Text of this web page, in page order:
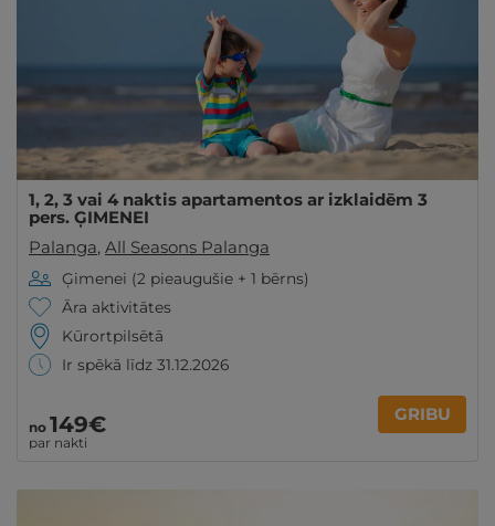
1, 2, 3 vai 4 naktis apartamentos ar izklaidēm 3
pers. ĢIMENEI
Palanga, All Seasons Palanga
Ģimenei (2 pieaugušie + 1 bērns)
Āra aktivitātes
Kūrortpilsētā
Ir spēkā līdz 31.12.2026
no 149€
par nakti
GRIBU